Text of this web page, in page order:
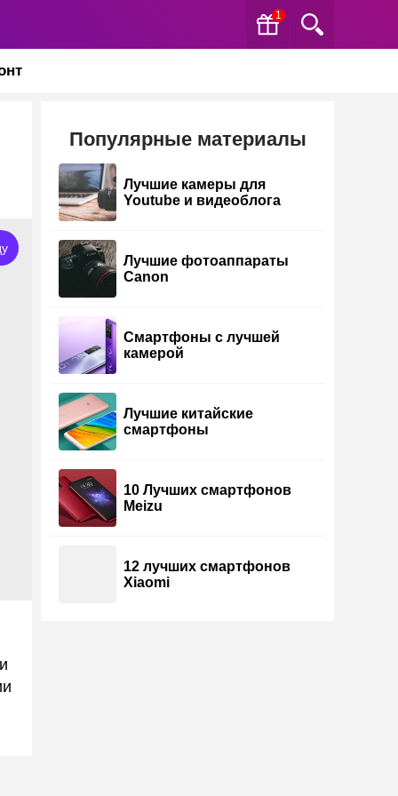
1
Популярные материалы
Лучшие камеры для
Youtube и видеоблога
Лучшие фотоаппараты
Canon
Смартфоны с лучшей
камерой
Лучшие китайские
смартфоны
10 Лучших смартфонов
Meizu
12 лучших смартфонов
Xiaomi